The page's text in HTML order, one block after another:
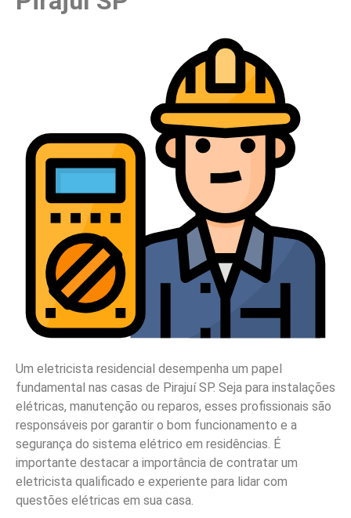
Um eletricista residencial desempenha um papel
fundamental nas casas de Pirajuí SP. Seja para instalações
elétricas, manutenção ou reparos, esses profissionais são
responsáveis por garantir o bom funcionamento e a
segurança do sistema elétrico em residências. É
importante destacar a importância de contratar um
eletricista qualificado e experiente para lidar com
questões elétricas em sua casa.